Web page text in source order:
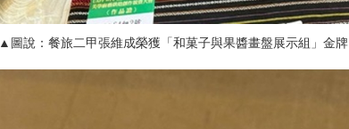
▲圖說：餐旅二甲張維成榮獲「和菓子與果醬畫盤展示組」金牌